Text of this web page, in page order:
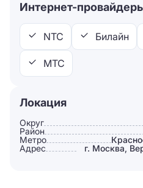
Интернет-
NTC Билайн
МТС
Локация
Округ
Район
Метро
Адрес
г. Москва,